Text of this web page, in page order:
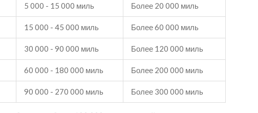
5 000 - 15 000 миль Более 20 000 миль
15 000 - 45 000 миль Более 60 000 миль
30 000 - 90 000 миль Более 120 000 миль
60 000 - 180 000 миль Более 200 000 миль
90 000 - 270 000 миль Более 300 000 миль